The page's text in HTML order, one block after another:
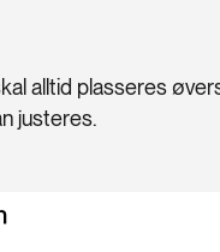
alltid plasseres
justeres.